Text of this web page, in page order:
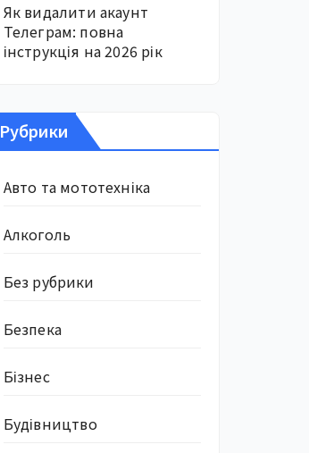
Як видалити акаунт
Телеграм: повна
інструкція на 2026 рік
Рубрики
Авто та мототехніка
Алкоголь
Без рубрики
Безпека
Бізнес
Будівництво